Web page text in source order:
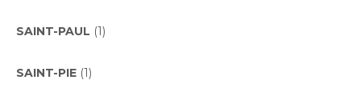
SAINT-PAUL (1)
SAINT-PIE (1)